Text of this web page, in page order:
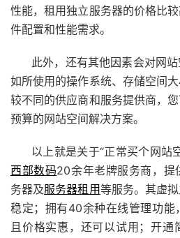
性能，租用独立服务器的价格比
件配置和性能需求。
此外，还有其他因素会对网
如所使用的操作系统、存储空间
较不同的供应商和服务提供商，
预算的网站空间解决方案。
以上就是关于“正常买个网站
西部数码20余年老牌服务商，提
务器及服务器租用等服务。其虚
稳定；拥有40余种在线管理功能
且价格实惠，还可以试用；开通